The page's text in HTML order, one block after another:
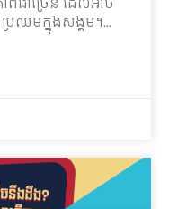
រឈម​ក្នុង​សង្គម។